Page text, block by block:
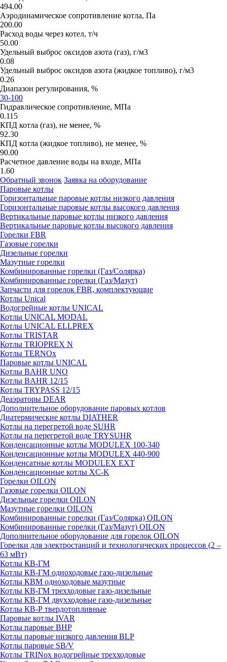
494.00
Аэродинамическое сопротивление котла, Па
200.00
Расход воды через котел, т/ч
50.00
Удельный выброс оксидов азота (газ), г/м3
0.08
Удельный выброс оксидов азота (жидкое топливо), г/м3
0.26
Диапазон регулирования, %
30-100
Гидравлическое сопротивление, МПа
0.115
КПД котла (газ), не менее, %
92.30
КПД котла (жидкое топливо), не менее, %
90.00
Расчетное давление воды на входе, МПа
1.60
Обратный звонок Заявка на оборудование
Паровые котлы
Горизонтальные паровые котлы низкого давления
Горизонтальные паровые котлы высокого давления
Вертикальные паровые котлы низкого давления
Вертикальные паровые котлы высокого давления
Горелки FBR
Газовые горелки
Дизельные горелки
Мазутные горелки
Комбинированные горелки (Газ/Солярка)
Комбинированные горелки (Газ/Мазут)
Запчасти для горелок FBR, комплектующие
Котлы Unical
Водогрейные котлы UNICAL
Котлы UNICAL MODAL
Котлы UNICAL ELLPREX
Котлы TRISTAR
Котлы TRIOPREX N
Котлы TERNOx
Паровые котлы UNICAL
Котлы BAHR UNO
Котлы BAHR 12/15
Котлы TRYPASS 12/15
Деаэраторы DEAR
Дополнительное оборудование паровых котлов
Диатермические котлы DIATHER
Котлы на перегретой воде SUHR
Котлы на перегретой воде TRYSUHR
Конденсационные котлы MODULEX 100-340
Конденсационные котлы MODULEX 440-900
Конденсатные котлы MODULEX EXT
Конденсационные котлы XC-K
Горелки OILON
Газовые горелки OILON
Дизельные горелки OILON
Мазутные горелки OILON
Комбинированные горелки (Газ/Солярка) OILON
Комбинированные горелки (Газ/Мазут) OILON
Дополнительное оборудование для горелок OILON
Горелки для электростанций и технологических процессов (2 –
63 мВт)
Котлы КВ-ГМ
Котлы КВ-ГМ одноходовые газо-дизельные
Котлы КВМ одноходовые мазутные
Котлы КВ-ГМ трехходовые газо-дизельные
Котлы КВ-ГМ двухходовые газо-дизельные
Котлы КВ-Р твердотопливные
Паровые котлы IVAR
Котлы паровые BHP
Котлы паровые низкого давления BLP
Котлы паровые SB/V
Котлы TRINox водогрейные трехходовые